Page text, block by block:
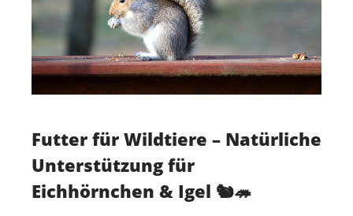
Futter für Wildtiere – Natürliche
Unterstützung für
Eichhörnchen & Igel 🐿🦔